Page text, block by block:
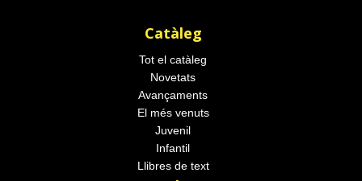
Catàleg
Tot el catàleg
Novetats
Avançaments
El més venuts
Juvenil
Infantil
Llibres de text